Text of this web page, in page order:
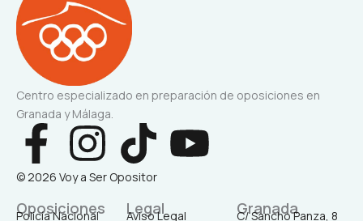
Centro especializado en preparación de oposiciones en
Granada y Málaga.
F
a
I
n
T
i
Y
© 2026 Voy a Ser Opositor
Oposiciones
Policía Nacional
Legal
Aviso Legal
Granada
C/ Sancho Panza, 8